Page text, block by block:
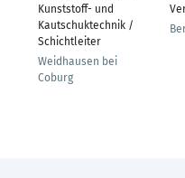
Kunststoff- und
Kautschuktechnik /
Schichtleiter
Weidhausen bei
Coburg